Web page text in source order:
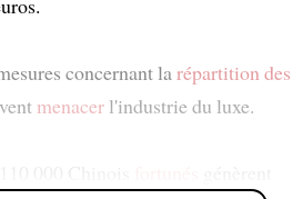
concernant larépartition des
menacerl'industrie du luxe.